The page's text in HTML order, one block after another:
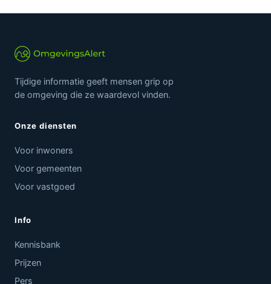
Tijdige informatie geeft mensen grip op
de omgeving die ze waardevol vinden.
Onze diensten
Voor inwoners
Voor gemeenten
Voor vastgoed
Info
Kennisbank
Prijzen
Pers